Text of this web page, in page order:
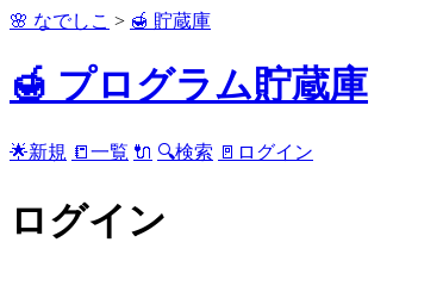
🌸 なでしこ > 🍯 貯蔵庫
🍯 プログラム貯蔵庫
🌟新規 📒一覧 🔌 🔍検索 🚪ログイン
ログイン